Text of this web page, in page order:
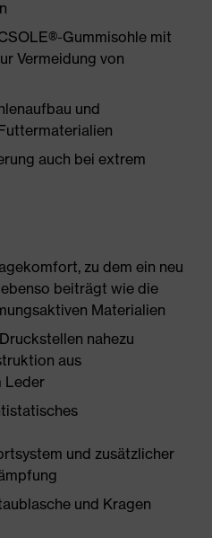
Gummisohle mit
Vermeidung von
und
auch bei extrem
zu dem ein neu
beiträgt wie die
Materialien
nahezu
aus
Leder
und zusätzlicher
und Kragen